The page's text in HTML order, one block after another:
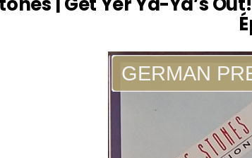
GERMAN